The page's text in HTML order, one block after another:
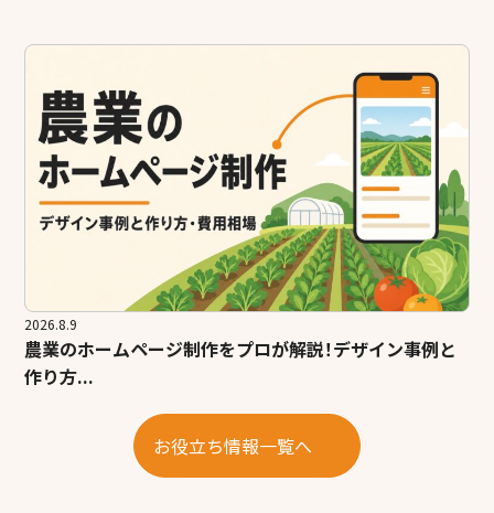
2026.8.9
農業のホームページ制作をプロが解説！デザイン事例と
作り方...
お役立ち情報一覧へ